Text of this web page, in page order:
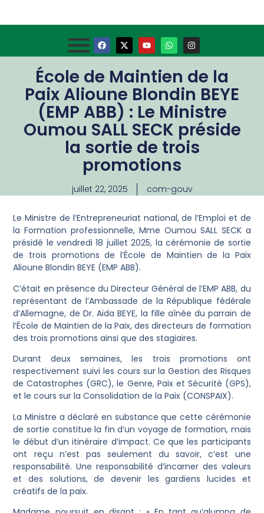
École de Maintien de la
Paix Alioune Blondin BEYE
(EMP ABB) : Le Ministre
Oumou SALL SECK préside
la sortie de trois
promotions
juillet 22, 2025 com-gouv
Le Ministre de l’Entrepreneuriat national, de l’Emploi et de
la Formation professionnelle, Mme Oumou SALL SECK a
présidé le vendredi 18 juillet 2025, la cérémonie de sortie
de trois promotions de l’École de Maintien de la Paix
Alioune Blondin BEYE (EMP ABB).
C’était en présence du Directeur Général de l’EMP ABB, du
représentant de l’Ambassade de la République fédérale
d’Allemagne, de Dr. Aïda BEYE, la fille aînée du parrain de
l’École de Maintien de la Paix, des directeurs de formation
des trois promotions ainsi que des stagiaires.
Durant deux semaines, les trois promotions ont
respectivement suivi les cours sur la Gestion des Risques
de Catastrophes (GRC), le Genre, Paix et Sécurité (GPS),
et le cours sur la Consolidation de la Paix (CONSPAIX).
La Ministre a déclaré en substance que cette cérémonie
de sortie constitue la fin d’un voyage de formation, mais
le début d’un itinéraire d’impact. Ce que les participants
ont reçu n’est pas seulement du savoir, c’est une
responsabilité. Une responsabilité d’incarner des valeurs
et des solutions, de devenir les gardiens lucides et
créatifs de la paix.